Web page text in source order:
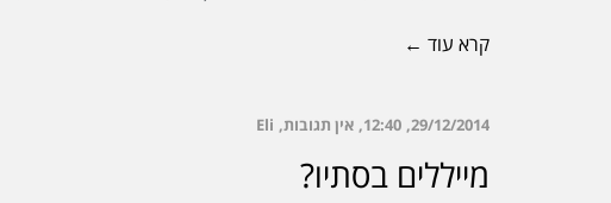
קרא עוד ←
29/12/2014
12:40 אין תגובות Eli
מייללים בסתיו?